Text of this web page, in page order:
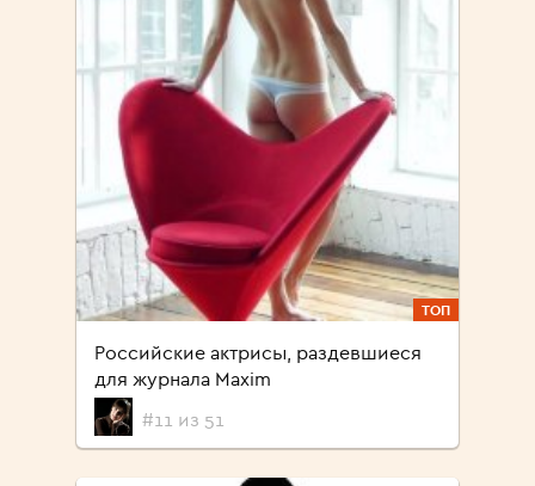
ТОП
Российские актрисы, раздевшиеся
для журнала Maxim
#11 из 51